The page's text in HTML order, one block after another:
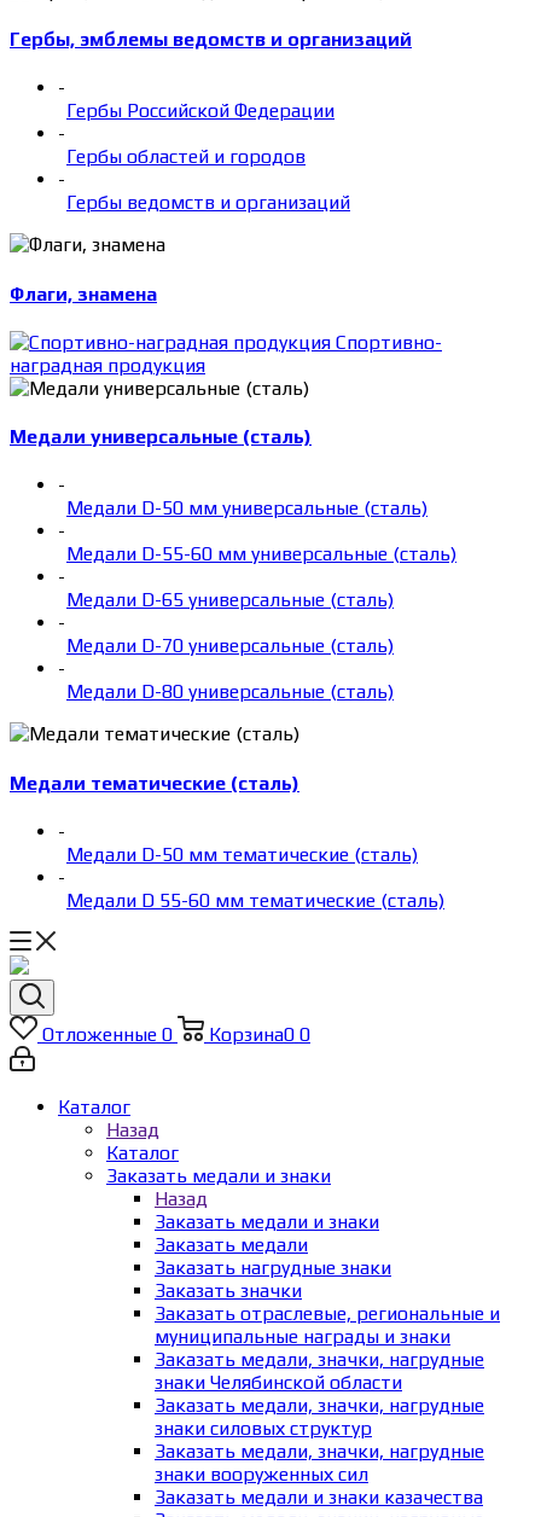
Гербы, эмблемы ведомств и организаций
-
Гербы Российской Федерации
-
Гербы областей и городов
-
Гербы ведомств и организаций
Флаги, знамена
Спортивно-
наградная продукция
Медали универсальные (сталь)
-
Медали D-50 мм универсальные (сталь)
-
Медали D-55-60 мм универсальные (сталь)
-
Медали D-65 универсальные (сталь)
-
Медали D-70 универсальные (сталь)
-
Медали D-80 универсальные (сталь)
Медали тематические (сталь)
-
Медали D-50 мм тематические (сталь)
-
Медали D 55-60 мм тематические (сталь)
Отложенные 0 Корзина0 0
Каталог
Назад
Каталог
Заказать медали и знаки
Назад
Заказать медали и знаки
Заказать медали
Заказать нагрудные знаки
Заказать значки
Заказать отраслевые, региональные и
муниципальные награды и знаки
Заказать медали, значки, нагрудные
знаки Челябинской области
Заказать медали, значки, нагрудные
знаки силовых структур
Заказать медали, значки, нагрудные
знаки вооруженных сил
Заказать медали и знаки казачества